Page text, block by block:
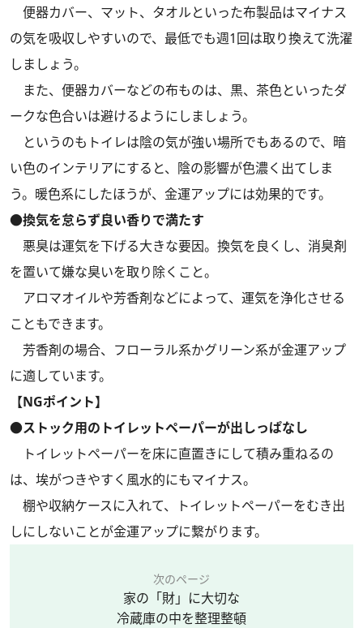
便器カバー、マット、タオルといった布製品はマイナス
の気を吸収しやすいので、最低でも週1回は取り換えて洗濯
しましょう。
また、便器カバーなどの布ものは、黒、茶色といったダ
ークな色合いは避けるようにしましょう。
というのもトイレは陰の気が強い場所でもあるので、暗
い色のインテリアにすると、陰の影響が色濃く出てしま
う。暖色系にしたほうが、金運アップには効果的です。
●換気を怠らず良い香りで満たす
悪臭は運気を下げる大きな要因。換気を良くし、消臭剤
を置いて嫌な臭いを取り除くこと。
アロマオイルや芳香剤などによって、運気を浄化させる
こともできます。
芳香剤の場合、フローラル系かグリーン系が金運アップ
に適しています。
【NGポイント】
●ストック用のトイレットペーパーが出しっぱなし
トイレットペーパーを床に直置きにして積み重ねるの
は、埃がつきやすく風水的にもマイナス。
棚や収納ケースに入れて、トイレットペーパーをむき出
しにしないことが金運アップに繋がります。
次のページ
家の「財」に大切な
冷蔵庫の中を整理整頓